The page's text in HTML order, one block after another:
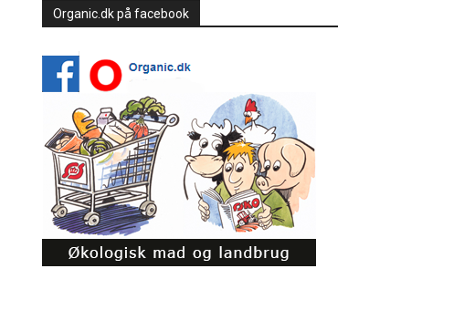
Organic.dk på facebook